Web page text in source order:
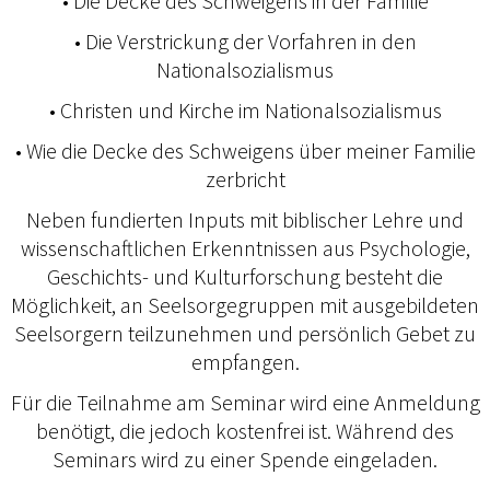
• Die Verstrickung der Vorfahren in den
Nationalsozialismus
• Christen und Kirche im Nationalsozialismus
• Wie die Decke des Schweigens über meiner Familie
zerbricht
Neben fundierten Inputs mit biblischer Lehre und
wissenschaftlichen Erkenntnissen aus Psychologie,
Geschichts- und Kulturforschung besteht die
Möglichkeit, an Seelsorgegruppen mit ausgebildeten
Seelsorgern teilzunehmen und persönlich Gebet zu
empfangen.
Für die Teilnahme am Seminar wird eine Anmeldung
benötigt, die jedoch kostenfrei ist. Während des
Seminars wird zu einer Spende eingeladen.